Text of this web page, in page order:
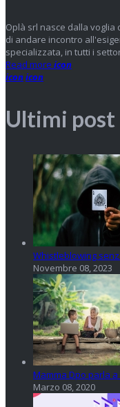
Oplà srl nasce dalla voglia
di andare incontro
specializzata, in tutti i
Read more icon
iconicon
Ultimi post
Whistleblowing
Novembre 08, 2023
Mamma Dpo parla
Marzo 08, 2020